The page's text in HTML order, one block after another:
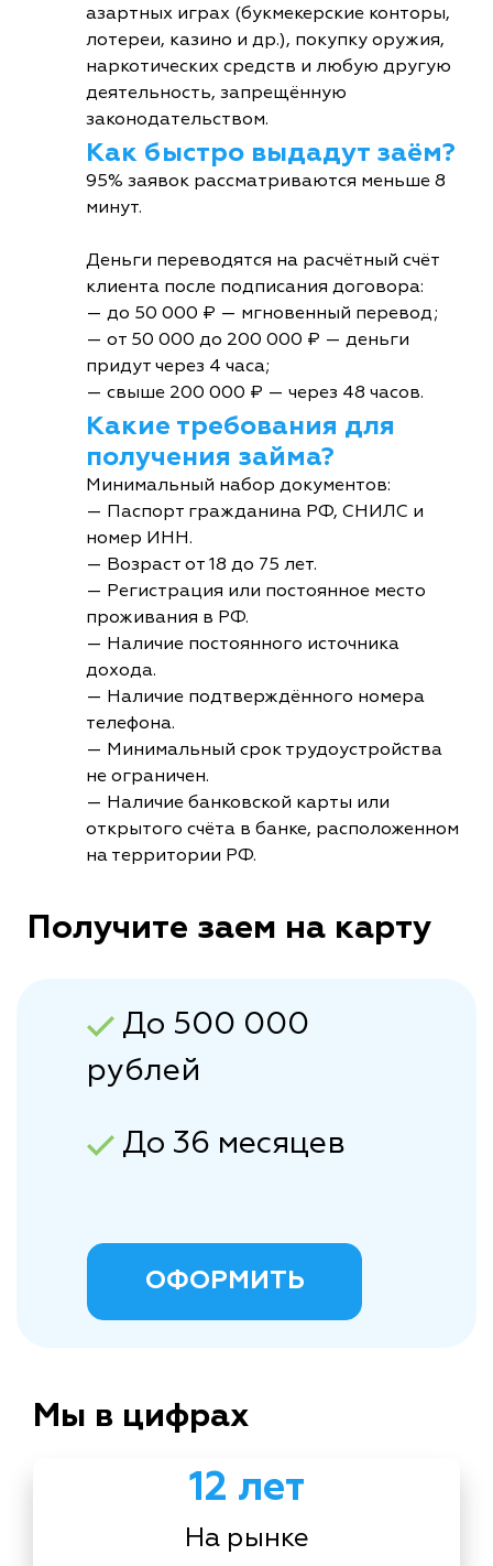
азартных играх (букмекерские конторы,
лотереи, казино и др.), покупку оружия,
наркотических средств и любую другую
деятельность, запрещённую
законодательством.
Как быстро выдадут заём?
95% заявок рассматриваются меньше 8
минут.
Деньги переводятся на расчётный счёт
клиента после подписания договора:
— до 50 000 ₽ — мгновенный перевод;
— от 50 000 до 200 000 ₽ — деньги
придут через 4 часа;
— свыше 200 000 ₽ — через 48 часов.
Какие требования для
получения займа?
Минимальный набор документов:
— Паспорт гражданина РФ, СНИЛС и
номер ИНН.
— Возраст от 18 до 75 лет.
— Регистрация или постоянное место
проживания в РФ.
— Наличие постоянного источника
дохода.
— Наличие подтверждённого номера
телефона.
— Минимальный срок трудоустройства
не ограничен.
— Наличие банковской карты или
открытого счёта в банке, расположенном
на территории РФ.
Получите заем на карту
До 500 000
рублей
До 36 месяцев
ОФОРМИТЬ
Мы в цифрах
12 лет
На рынке